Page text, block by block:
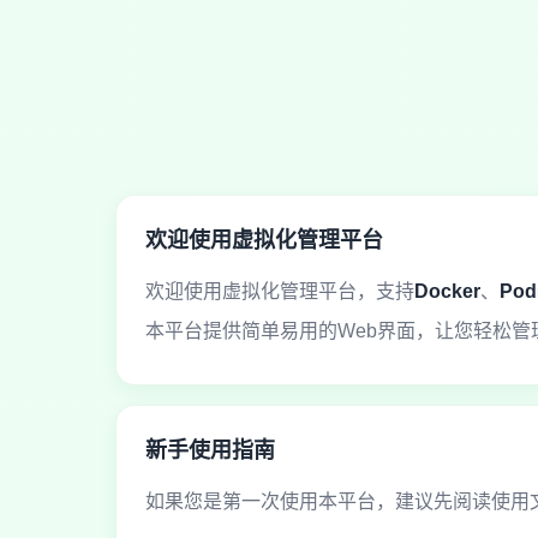
欢迎使用虚拟化管理平台
欢迎使用虚拟化管理平台，支持Docker、
本平台提供简单易用的Web界面，让您轻松管
新手使用指南
如果您是第一次使用本平台，建议先阅读使用